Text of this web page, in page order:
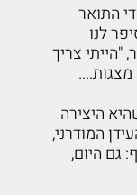
התואר
לנו
"הייתי צריך
היצירה
המודרני,
גם היום,